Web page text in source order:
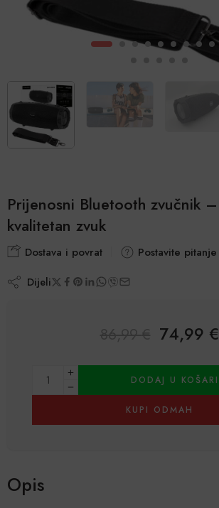
Prijenosni Bluetooth zvučnik –
kvalitetan zvuk
Dostava i povrat Postavite pitanje
Dijeli
74,99 €
DODAJ U
KUPI ODMAH
Alternative:
Opis